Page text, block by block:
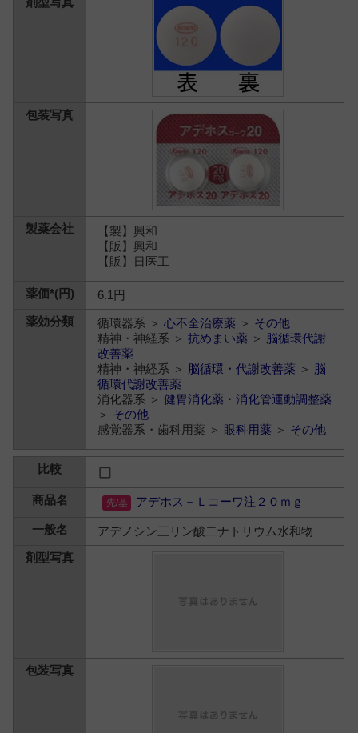
【製】興和
【販】興和
【販】日医工
6.1円
循環器系 ＞心不全治療薬 ＞ その他
精神・神経系 ＞抗めまい薬 ＞ 脳循環代謝
改善薬
精神・神経系 ＞ 脳循環・代謝改善薬 ＞ 脳
循環代謝改善薬
消化器系 ＞健胃消化薬・消化管運動調整薬
＞ その他
感覚器系・歯科用薬 ＞ 眼科用薬 ＞ その他
アデホス－Ｌコーワ注２０ｍｇ
アデノシン三リン酸二ナトリウム水和物